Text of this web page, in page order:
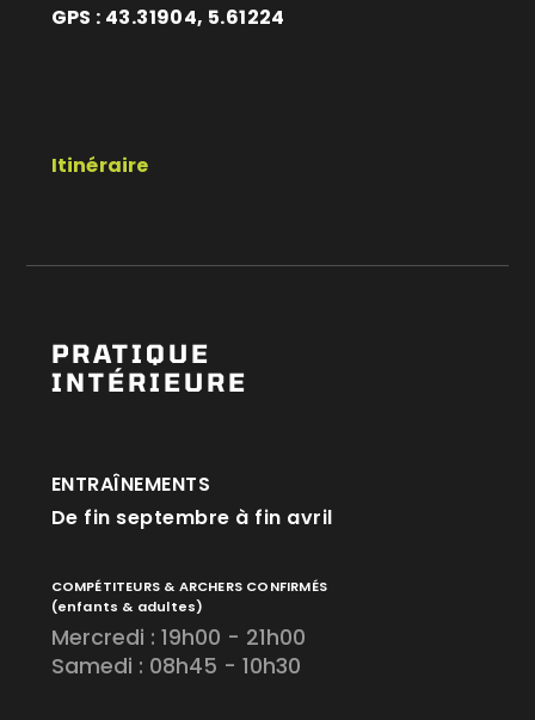
GPS : 43.31904, 5.61224
Itinéraire
PRATIQUE
INTÉRIEURE
ENTRAÎNEMENTS
De fin septembre à fin avril
COMPÉTITEURS & ARCHERS CONFIRMÉS
(enfants & adultes)
Mercredi : 19h00 - 21h00
Samedi : 08h45 - 10h30